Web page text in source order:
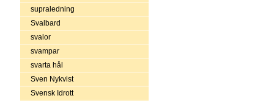
supraledning
Svalbard
svalor
svampar
svarta hål
Sven Nykvist
Svensk Idrott